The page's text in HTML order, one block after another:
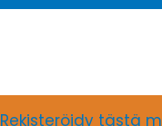
Rekisteröidy tästä